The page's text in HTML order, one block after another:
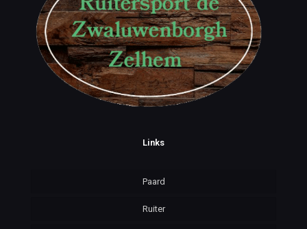
Links
Paard
Ruiter